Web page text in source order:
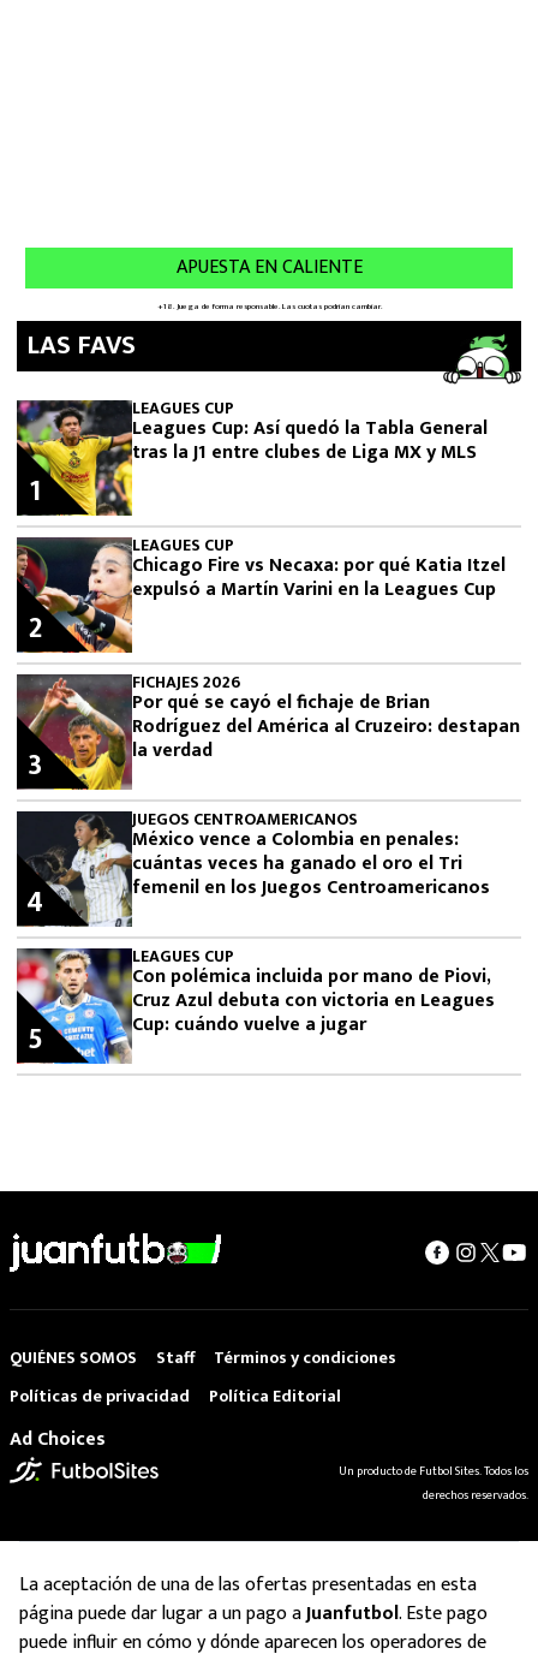
LAS FAVS
LEAGUES CUP
Leagues Cup: Así quedó la Tabla General
tras la J1 entre clubes de Liga MX y MLS
1
LEAGUES CUP
Chicago Fire vs Necaxa: por qué Katia Itzel
expulsó a Martín Varini en la Leagues Cup
2
FICHAJES 2026
Por qué se cayó el fichaje de Brian
Rodríguez del América al Cruzeiro: destapan
la verdad
3
JUEGOS CENTROAMERICANOS
México vence a Colombia en penales:
cuántas veces ha ganado el oro el Tri
femenil en los Juegos Centroamericanos
4
LEAGUES CUP
Con polémica incluida por mano de Piovi,
Cruz Azul debuta con victoria en Leagues
Cup: cuándo vuelve a jugar
5
QUIÉNES SOMOS Staff
Términos y condiciones
Políticas de privacidad
Política Editorial
Ad Choices
Un producto de Futbol Sites. Todos los
derechos reservados.
La aceptación de una de las ofertas presentadas en esta
página puede dar lugar a un pago aJuanfutbol. Este pago
puede influir en cómo y dónde aparecen los operadores de